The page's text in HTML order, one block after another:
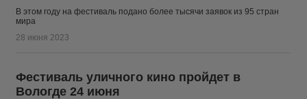
В этом году на фестиваль подано более тысячи заявок из 95 стран
мира
28 июня 2023
Фестиваль уличного кино пройдет в
Вологде 24 июня